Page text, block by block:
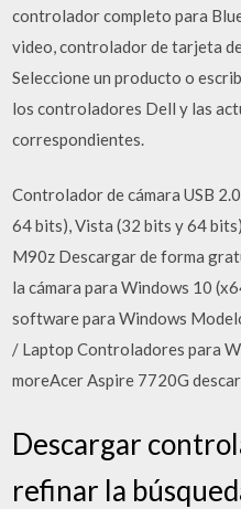
controlador completo para
video, controlador de tarjeta
Seleccione un producto o
los controladores Dell y las
correspondientes.
Controlador de cámara USB
64 bits), Vista (32 bits y 64
M90z Descargar de forma
la cámara para Windows 10
software para Windows
/ Laptop Controladores para
moreAcer Aspire 7720G
Descargar
refinar la